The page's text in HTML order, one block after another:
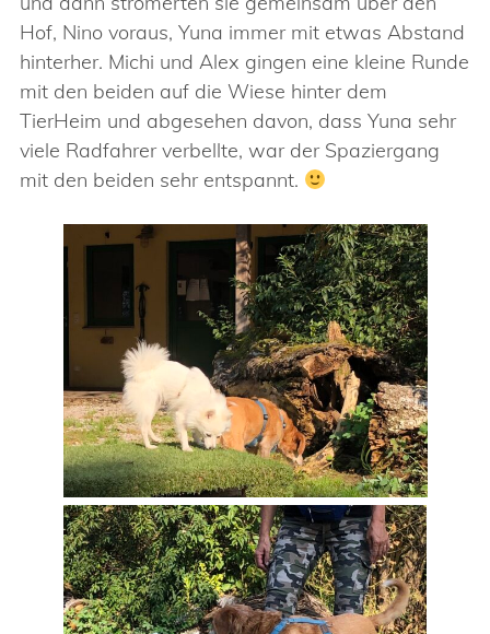
Hof, Nino voraus, Yuna immer mit etwas Abstand
hinterher. Michi und Alex gingen eine kleine Runde
mit den beiden auf die Wiese hinter dem
TierHeim und abgesehen davon, dass Yuna sehr
viele Radfahrer verbellte, war der Spaziergang
mit den beiden sehr entspannt.